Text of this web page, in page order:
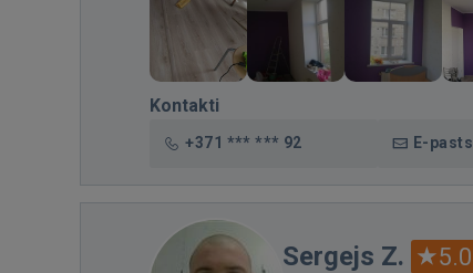
Kontakti
+371 *** *** 92 E-pasts
Sergejs Z. 5.0